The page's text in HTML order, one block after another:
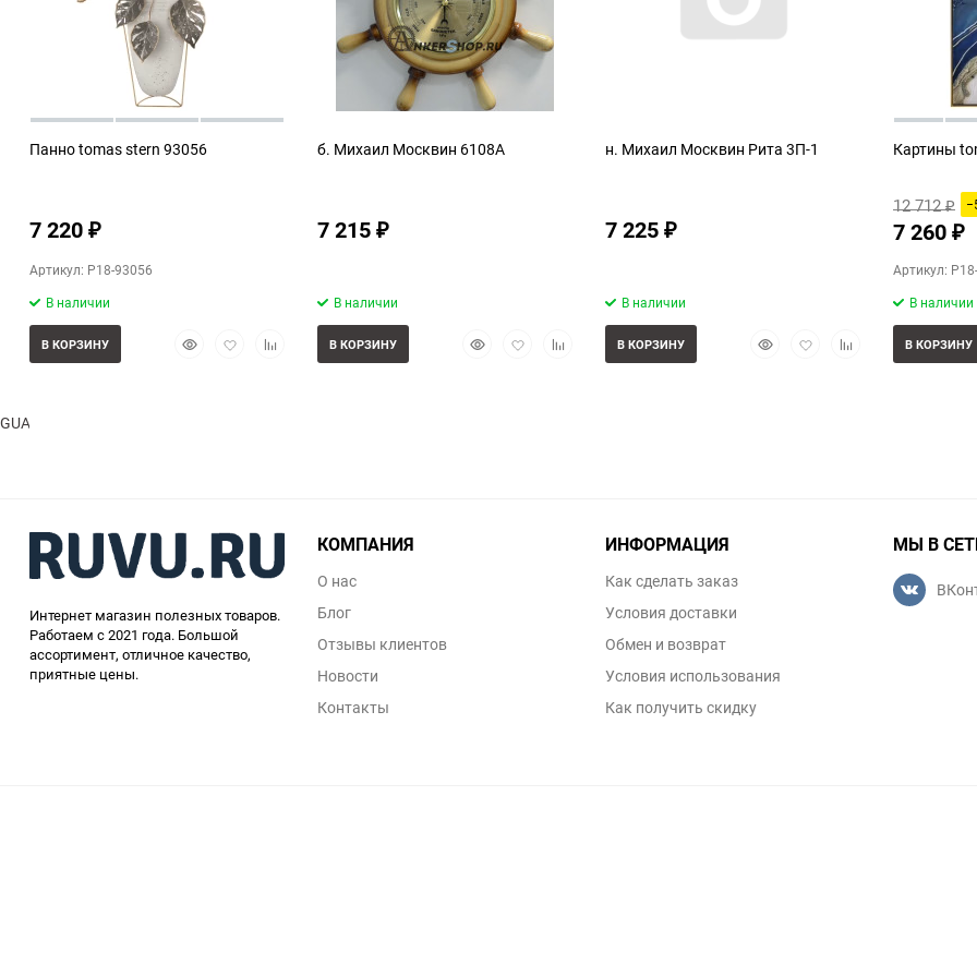
Панно tomas stern 93056
7 220 ₽
Артикул: P18-93056
В наличии
БыстрыйДобавитьДобавить
В КОРЗИНУ
б. Михаил Москвин 6108А
7 215 ₽
В наличии
БыстрыйДобавитьДобавить
В КОРЗИНУ
н. Михаил Москвин Рита 3П-1
7 225 ₽
В наличии
БыстрыйДобавитьДобавить
В КОРЗИНУ
Картины
12 712₽
7 260 ₽
Артикул:
В наличии
В КОРЗИНУ
GUARDO
Интернет магазин полезных товаров.
Работаем с 2021 года. Большой
ассортимент, отличное качество,
приятные цены.
КОМПАНИЯ
О нас
Блог
Отзывы клиентов
Новости
Контакты
ИНФОРМАЦИЯ
Как сделать заказ
Условия доставки
Обмен и возврат
Условия использования
Как получить скидку
МЫ В